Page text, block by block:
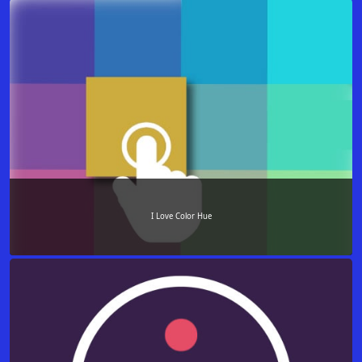
I Love Color Hue